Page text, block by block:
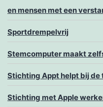
en mensen met een
Sportdrempelvrij
Stemcomputer maakt
Stichting Appt helpt bij
Stichting met Apple